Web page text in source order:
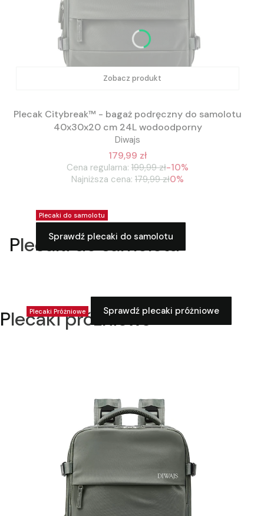
Zobacz produkt
Plecak Citybreak™ - bagaż podręczny do samolotu
40x30x20 cm 24L wodoodporny
Diwajs
179,99 zł
Cena regularna: 199,99 zł-10%
Najniższa cena: 179,99 zł0%
Plecaki do samolotu
Plecaki do samolotu
Sprawdź plecaki do samolotu
Plecaki próżniowe
Plecaki Próżniowe Sprawdź plecaki próżniowe